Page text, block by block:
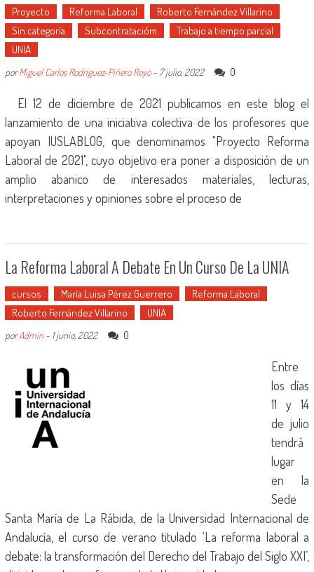
Proyecto
Reforma Laboral
Roberto Fernández Villarino
Sin categoría
Subcontratacióm
Trabajo a tiempo parcial
UNIA
porMiguel Carlos Rodríguez-Piñero Royo- 7 julio, 2022 0
El 12 de diciembre de 2021 publicamos en este blog el
lanzamiento de una iniciativa colectiva de los profesores que
apoyan IUSLABLOG, que denominamos "Proyecto Reforma
Laboral de 2021", cuyo objetivo era poner a disposición de un
amplio abanico de interesados materiales, lecturas,
interpretaciones y opiniones sobre el proceso de
La Reforma Laboral A Debate En Un Curso De La UNIA
cursos María Luisa Pérez Guerrero
Reforma Laboral
Roberto Fernández Villarino
UNIA
porAdmin- 1 junio, 2022 0
Entre
los días
11 y 14
de julio
tendrá
lugar
en la
Sede
Santa María de La Rábida, de la Universidad Internacional de
Andalucía, el curso de verano titulado ‘La reforma laboral a
debate: la transformación del Derecho del Trabajo del Siglo XXI’,